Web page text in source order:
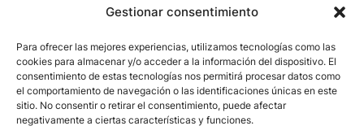
Gestionar consentimiento
Para ofrecer las mejores experiencias, utilizamos tecnologías como las
cookies para almacenar y/o acceder a la información del dispositivo. El
consentimiento de estas tecnologías nos permitirá procesar datos como
el comportamiento de navegación o las identificaciones únicas en este
sitio. No consentir o retirar el consentimiento, puede afectar
negativamente a ciertas características y funciones.
VALLE DEL PISUEÑA
PROYECTOS
SERVICIOS
AVISO LEGAL